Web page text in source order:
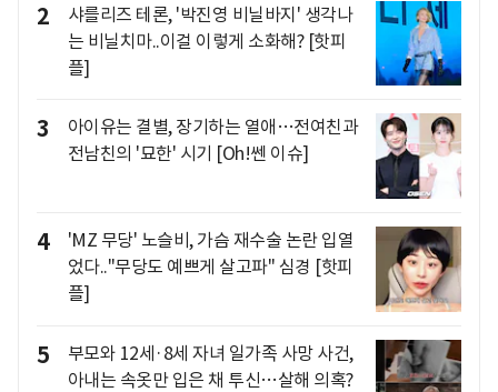
2
샤를리즈 테론, '박진영 비닐바지' 생각나
는 비닐치마..이걸 이렇게 소화해? [핫피
플]
3
아이유는 결별, 장기하는 열애…전여친과
전남친의 '묘한' 시기 [Oh!쎈 이슈]
4
'MZ 무당' 노슬비, 가슴 재수술 논란 입열
었다.."무당도 예쁘게 살고파" 심경 [핫피
플]
5
부모와 12세·8세 자녀 일가족 사망 사건,
아내는 속옷만 입은 채 투신…살해 의혹?